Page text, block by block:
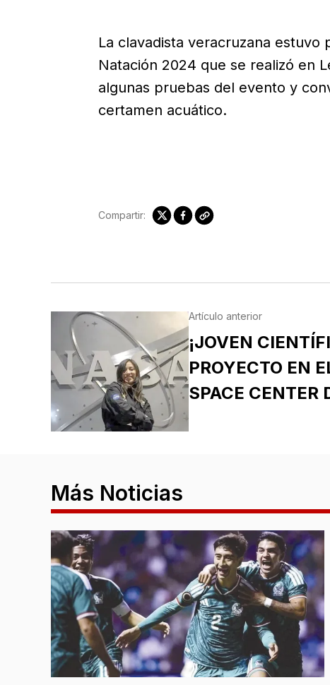
La clavadista veracruzana estuvo
Natación 2024 que se realizó en
algunas pruebas del evento y
certamen acuático.
Compartir:
Artículo anterior
¡JOVEN
PROYECTO EN
SPACE CENTER
Más Noticias